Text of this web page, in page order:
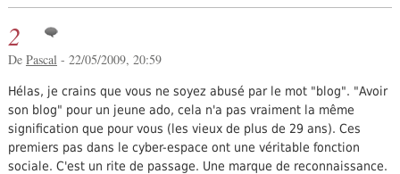
2
De Pascal- 22/05/2009, 20:59
Hélas, je crains que vous ne soyez abusé par le mot "blog". "Avoir
son blog" pour un jeune ado, cela n'a pas vraiment la même
signification que pour vous (les vieux de plus de 29 ans). Ces
premiers pas dans le cyber-espace ont une véritable fonction
sociale. C'est un rite de passage. Une marque de reconnaissance.